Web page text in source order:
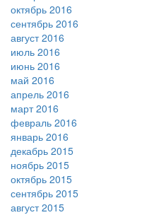
октябрь 2016
сентябрь 2016
август 2016
июль 2016
июнь 2016
май 2016
апрель 2016
март 2016
февраль 2016
январь 2016
декабрь 2015
ноябрь 2015
октябрь 2015
сентябрь 2015
август 2015